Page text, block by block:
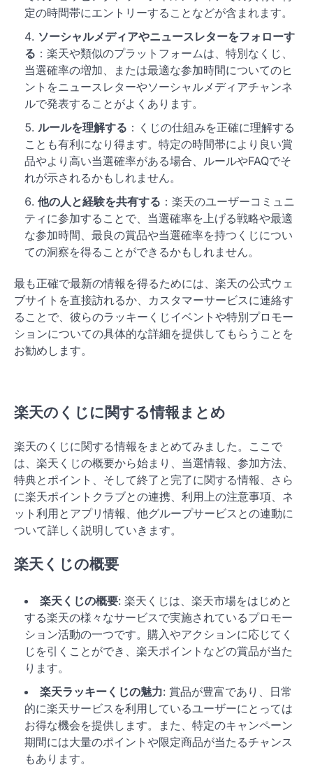
定の時間帯にエントリーすることなどが含まれます。
ソーシャルメディアやニュースレターをフォローす
る ：楽天や類似のプラットフォームは、特別なくじ、
当選確率の増加、または最適な参加時間についてのヒ
ントをニュースレターやソーシャルメディアチャンネ
ルで発表することがよくあります。
ルールを理解する ：くじの仕組みを正確に理解する
ことも有利になり得ます。特定の時間帯により良い賞
品やより高い当選確率がある場合、ルールやFAQでそ
れが示されるかもしれません。
他の人と経験を共有する ：楽天のユーザーコミュニ
ティに参加することで、当選確率を上げる戦略や最適
な参加時間、最良の賞品や当選確率を持つくじについ
ての洞察を得ることができるかもしれません。
最も正確で最新の情報を得るためには、楽天の公式ウェ
ブサイトを直接訪れるか、カスタマーサービスに連絡す
ることで、彼らのラッキーくじイベントや特別プロモー
ションについての具体的な詳細を提供してもらうことを
お勧めします。
楽天のくじに関する情報まとめ
楽天のくじに関する情報をまとめてみました。ここで
は、楽天くじの概要から始まり、当選情報、参加方法、
特典とポイント、そして終了と完了に関する情報、さら
に楽天ポイントクラブとの連携、利用上の注意事項、ネ
ット利用とアプリ情報、他グループサービスとの連動に
ついて詳しく説明していきます。
楽天くじの概要
楽天くじの概要: 楽天くじは、楽天市場をはじめと
する楽天の様々なサービスで実施されているプロモー
ション活動の一つです。購入やアクションに応じてく
じを引くことができ、楽天ポイントなどの賞品が当た
ります。
楽天ラッキーくじの魅力: 賞品が豊富であり、日常
的に楽天サービスを利用しているユーザーにとっては
お得な機会を提供します。また、特定のキャンペーン
期間には大量のポイントや限定商品が当たるチャンス
もあります。